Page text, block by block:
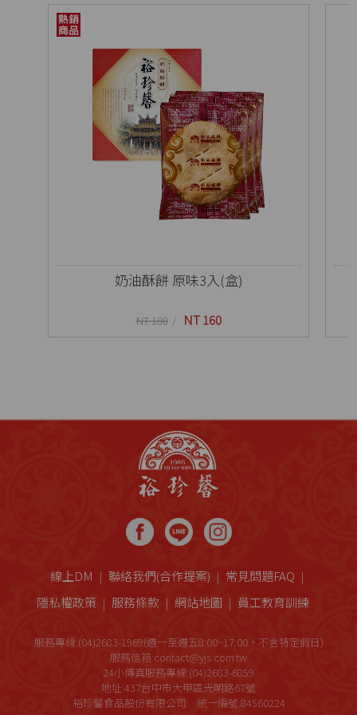
奶油酥餅 原味3入(盒)
NT 180 NT 160
線上DM 聯絡我們(合作提案)
常見問題FAQ
隱私權政策
服務條款 網站地圖 員工教育訓練
服務專線:(04)2683-1969(週一至週五8:00~17:00，不含特定假日)
服務信箱:contact@yjs.com.tw
24小傳真服務專線:(04)2683-6859
地址:437台中市大甲區光明路67號
裕珍馨食品股份有限公司 統一編號:84560224